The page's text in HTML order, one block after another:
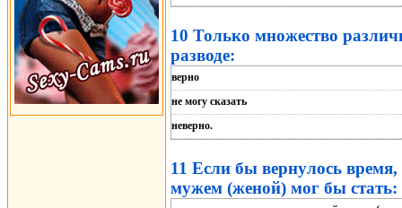
10 Только множество
разводе:
верно
не могу сказать
неверно.
11 Если бы вернулось
мужем (женой) мог бы стать: